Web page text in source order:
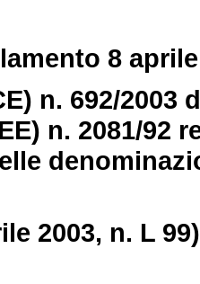
8
n. 692/
n. 2081/92
2003, n. L